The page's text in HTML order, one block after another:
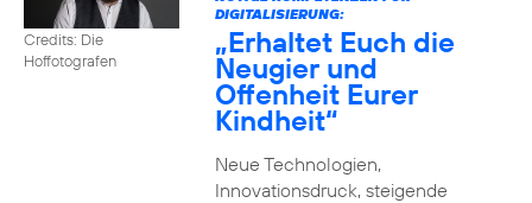
Credits: Die
Hoffotografen
DIGITALISIERUNG:
„Erhaltet Euch die
Neugier und
Offenheit Eurer
Kindheit“
Neue Technologien,
Innovationsdruck, steigende